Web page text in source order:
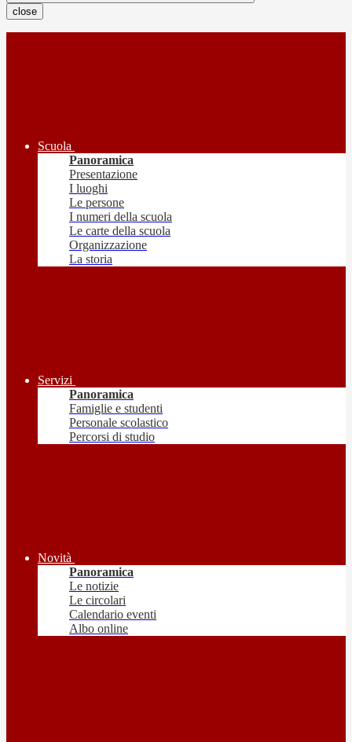
close
Scuola
Panoramica
Presentazione
I luoghi
Le persone
I numeri della scuola
Le carte della scuola
Organizzazione
La storia
Servizi
Panoramica
Famiglie e studenti
Personale scolastico
Percorsi di studio
Novità
Panoramica
Le notizie
Le circolari
Calendario eventi
Albo online